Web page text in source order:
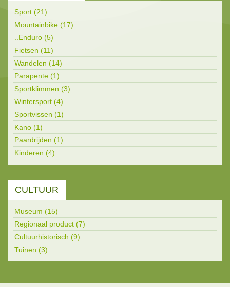
Sport (21)
Mountainbike (17)
..Enduro (5)
Fietsen (11)
Wandelen (14)
Parapente (1)
Sportklimmen (3)
Wintersport (4)
Sportvissen (1)
Kano (1)
Paardrijden (1)
Kinderen (4)
CULTUUR
Museum (15)
Regionaal product (7)
Cultuurhistorisch (9)
Tuinen (3)